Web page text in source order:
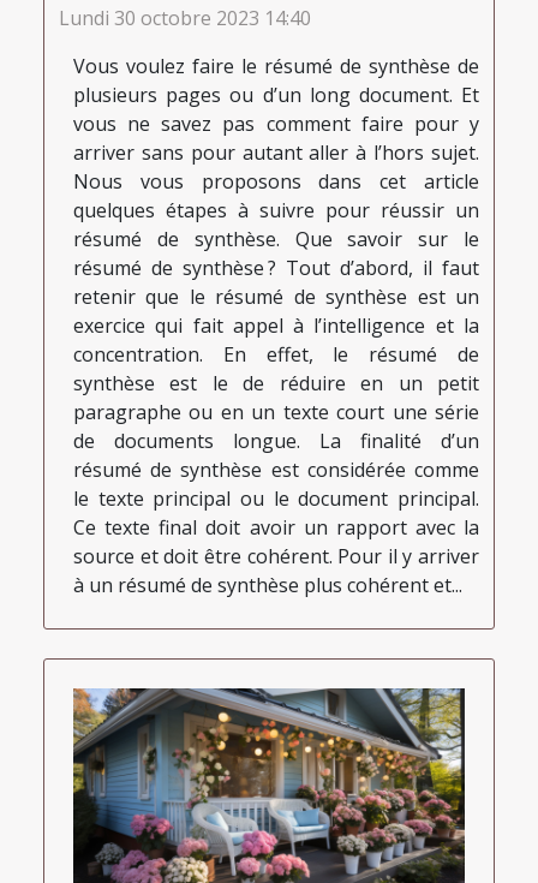
Lundi 30 octobre 2023 14:40
Vous voulez faire le résumé de synthèse de
plusieurs pages ou d’un long document. Et
vous ne savez pas comment faire pour y
arriver sans pour autant aller à l’hors sujet.
Nous vous proposons dans cet article
quelques étapes à suivre pour réussir un
résumé de synthèse. Que savoir sur le
résumé de synthèse ? Tout d’abord, il faut
retenir que le résumé de synthèse est un
exercice qui fait appel à l’intelligence et la
concentration. En effet, le résumé de
synthèse est le de réduire en un petit
paragraphe ou en un texte court une série
de documents longue. La finalité d’un
résumé de synthèse est considérée comme
le texte principal ou le document principal.
Ce texte final doit avoir un rapport avec la
source et doit être cohérent. Pour il y arriver
à un résumé de synthèse plus cohérent et...